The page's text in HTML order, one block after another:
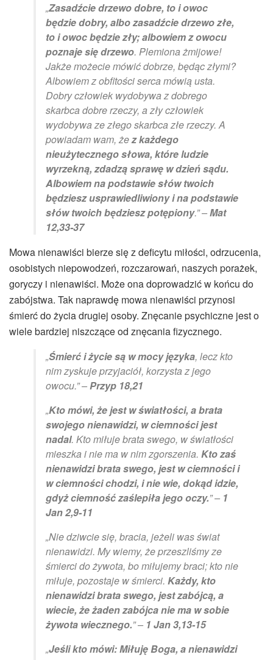
„Zasadźcie drzewo dobre, to i owoc
będzie dobry, albo zasadźcie drzewo złe,
to i owoc będzie zły; albowiem z owocu
poznaje się drzewo. Plemiona żmijowe!
Jakże możecie mówić dobrze, będąc złymi?
Albowiem z obfitości serca mówią usta.
Dobry człowiek wydobywa z dobrego
skarbca dobre rzeczy, a zły człowiek
wydobywa ze złego skarbca złe rzeczy. A
powiadam wam, żez każdego
nieużytecznego słowa, które ludzie
wyrzekną, zdadzą sprawę w dzień sądu.
Albowiem na podstawie słów twoich
będziesz usprawiedliwiony i na podstawie
słów twoich będziesz potępiony.” –Mat
12,33-37
Mowa nienawiści bierze się z deficytu miłości, odrzucenia,
osobistych niepowodzeń, rozczarowań, naszych porażek,
goryczy i nienawiści. Może ona doprowadzić w końcu do
zabójstwa. Tak naprawdę mowa nienawiści przynosi
śmierć do życia drugiej osoby. Znęcanie psychiczne jest o
wiele bardziej niszczące od znęcania fizycznego.
„Śmierć i życie są w mocy języka, lecz kto
nim zyskuje przyjaciół, korzysta z jego
owocu.” –Przyp 18,21
„Kto mówi, że jest w światłości, a brata
swojego nienawidzi, w ciemności jest
nadal. Kto miłuje brata swego, w światłości
mieszka i nie ma w nim zgorszenia. Kto zaś
nienawidzi brata swego, jest w ciemności i
w ciemności chodzi, i nie wie, dokąd idzie,
gdyż ciemność zaślepiła jego oczy.” – 1
Jan 2,9-11
„Nie dziwcie się, bracia, jeżeli was świat
nienawidzi. My wiemy, że przeszliśmy ze
śmierci do żywota, bo miłujemy braci; kto nie
miłuje, pozostaje w śmierci. Każdy, kto
nienawidzi brata swego, jest zabójcą, a
wiecie, że żaden zabójca nie ma w sobie
żywota wiecznego.” – 1 Jan 3,13-15
„Jeśli kto mówi: Miłuję Boga, a nienawidzi